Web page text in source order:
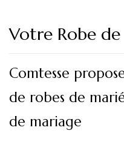
Votre Robe
Comtesse
de robes de
de mariage